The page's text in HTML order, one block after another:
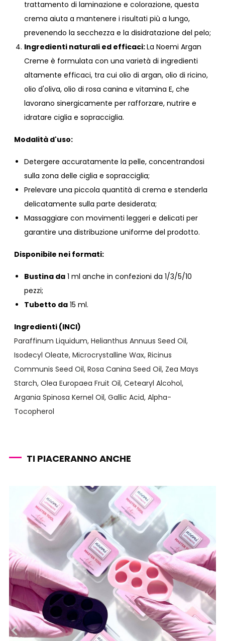
trattamento di laminazione e colorazione, questa
crema aiuta a mantenere i risultati più a lungo,
prevenendo la secchezza e la disidratazione del pelo;
Ingredienti naturali ed efficaci:La Noemi Argan
Creme è formulata con una varietà di ingredienti
altamente efficaci, tra cui olio di argan, olio di ricino,
olio d'oliva, olio di rosa canina e vitamina E, che
lavorano sinergicamente per rafforzare, nutrire e
idratare ciglia e sopracciglia.
Modalità d'uso:
Detergere accuratamente la pelle, concentrandosi
sulla zona delle ciglia e sopracciglia;
Prelevare una piccola quantità di crema e stenderla
delicatamente sulla parte desiderata;
Massaggiare con movimenti leggeri e delicati per
garantire una distribuzione uniforme del prodotto.
Disponibile nei formati:
Bustina da 1 ml anche in confezioni da 1/3/5/10
pezzi;
Tubetto da 15 ml.
Ingredienti (INCI)
Paraffinum Liquidum, Helianthus Annuus Seed Oil,
Isodecyl Oleate, Microcrystalline Wax, Ricinus
Communis Seed Oil, Rosa Canina Seed Oil, Zea Mays
Starch, Olea Europaea Fruit Oil, Cetearyl Alcohol,
Argania Spinosa Kernel Oil, Gallic Acid, Alpha-
Tocopherol
TI PIACERANNO ANCHE